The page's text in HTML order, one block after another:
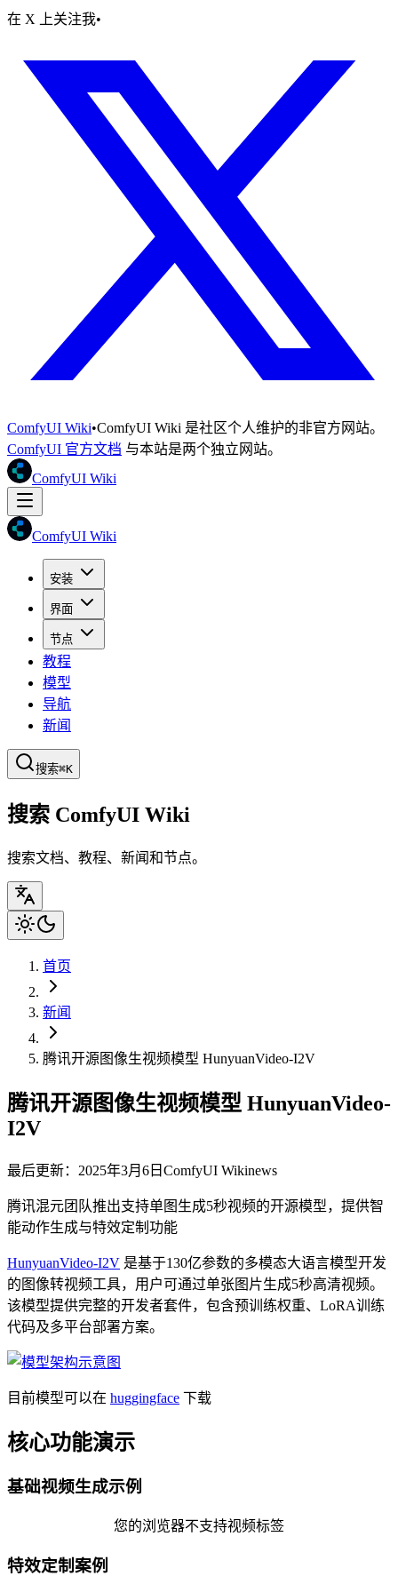
在 X 上关注我•
ComfyUI Wiki•ComfyUI Wiki 是社区个人维护的非官方网站。
ComfyUI 官方文档 与本站是两个独立网站。
ComfyUI Wiki
ComfyUI Wiki
安装
界面
节点
教程
模型
导航
新闻
搜索⌘K
搜索 ComfyUI Wiki
搜索文档、教程、新闻和节点。
首页
新闻
腾讯开源图像生视频模型 HunyuanVideo-I2V
腾讯开源图像生视频模型 HunyuanVideo-
I2V
最后更新：2025年3月6日 ComfyUI Wikinews
腾讯混元团队推出支持单图生成5秒视频的开源模型，提供智
能动作生成与特效定制功能
HunyuanVideo-I2V 是基于130亿参数的多模态大语言模型开发
的图像转视频工具，用户可通过单张图片生成5秒高清视频。
该模型提供完整的开发者套件，包含预训练权重、LoRA训练
代码及多平台部署方案。
目前模型可以在 huggingface 下载
核心功能演示
基础视频生成示例
您的浏览器不支持视频标签
特效定制案例